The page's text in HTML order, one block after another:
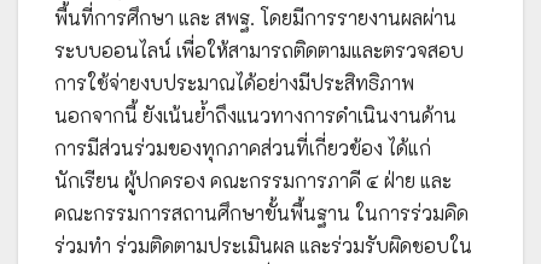
พื้นที่การศึกษา และ สพฐ. โดยมีการรายงานผลผ่าน
ระบบออนไลน์ เพื่อให้สามารถติดตามและตรวจสอบ
การใช้จ่ายงบประมาณได้อย่างมีประสิทธิภาพ
นอกจากนี้ ยังเน้นย้ำถึงแนวทางการดำเนินงานด้าน
การมีส่วนร่วมของทุกภาคส่วนที่เกี่ยวข้อง ได้แก่
นักเรียน ผู้ปกครอง คณะกรรมการภาคี ๔ ฝ่าย และ
คณะกรรมการสถานศึกษาขั้นพื้นฐาน ในการร่วมคิด
ร่วมทำ ร่วมติดตามประเมินผล และร่วมรับผิดชอบใน